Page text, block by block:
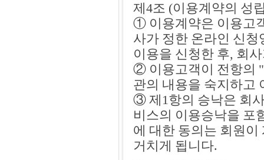
제4조 (이용계약의 성
① 이용계약은 이용고
사가 정한 온라인 신
이용을 신청한 후, 회
② 이용고객이 전항의
관의 내용을 숙지하고
③ 제1항의 승낙은 회
비스의 이용승낙을 포
에 대한 동의는 회원
거치게 됩니다.